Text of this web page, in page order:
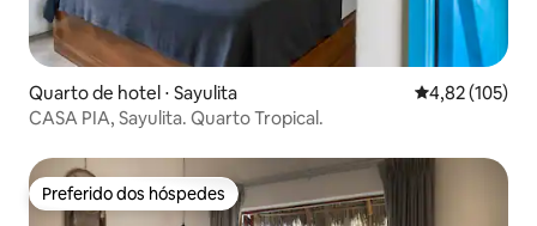
Quarto de hotel ⋅ Sayulita 4,82 de uma
4,82 (105)
CASA PIA, Sayulita. Quarto Tropical.
Preferido dos hóspedes
Preferido dos hóspedes